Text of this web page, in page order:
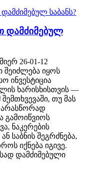
დამძიმებულ
26-01-12
შეიძლება იყოს
ინვესტიცია
ხარისხისთვის —
თუ მას
გამოიწვიოს
ნაკერების
საბნის შეგრძნება,
იქნება იგივე.
დამძიმებული